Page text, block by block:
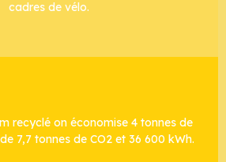
cadres de vélo.
recyclé on économise 4 tonnes de
7,7 tonnes de CO2 et 36 600 kWh.